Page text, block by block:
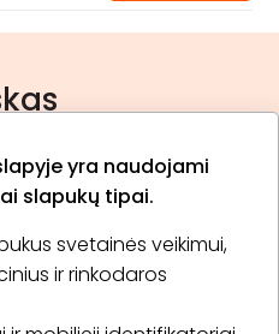
yra naudojami
slapukų tipai.
svetainės veikimui,
ir rinkodaros
politika